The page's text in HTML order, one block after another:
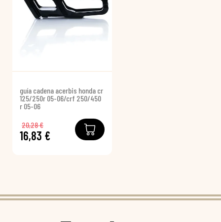
guía cadena acerbis honda cr
125/250r 05-06/crf 250/450
r 05-06
16,83 €
20,28 €